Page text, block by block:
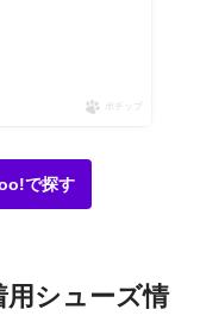
ポチップ
で探す
シューズ情